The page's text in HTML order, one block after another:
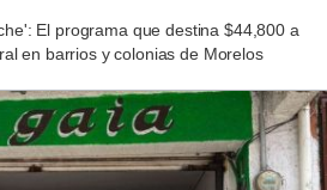
El programa que destina $44,800 a
en barrios y colonias de Morelos